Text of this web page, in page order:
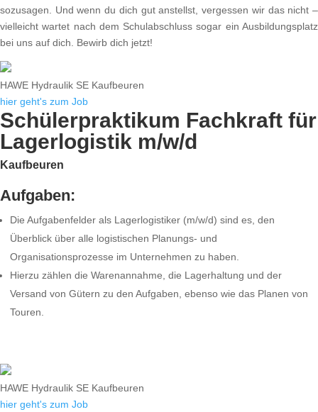
sozusagen. Und wenn du dich gut anstellst, vergessen wir das nicht –
vielleicht wartet nach dem Schulabschluss sogar ein Ausbildungsplatz
bei uns auf dich. Bewirb dich jetzt!
HAWE Hydraulik SE Kaufbeuren
hier geht's zum Job
Schülerpraktikum Fachkraft für
Lagerlogistik m/w/d
Kaufbeuren
Aufgaben:
Die Aufgabenfelder als Lagerlogistiker (m/w/d) sind es, den
Überblick über alle logistischen Planungs- und
Organisationsprozesse im Unternehmen zu haben.
Hierzu zählen die Warenannahme, die Lagerhaltung und der
Versand von Gütern zu den Aufgaben, ebenso wie das Planen von
Touren.
HAWE Hydraulik SE Kaufbeuren
hier geht's zum Job